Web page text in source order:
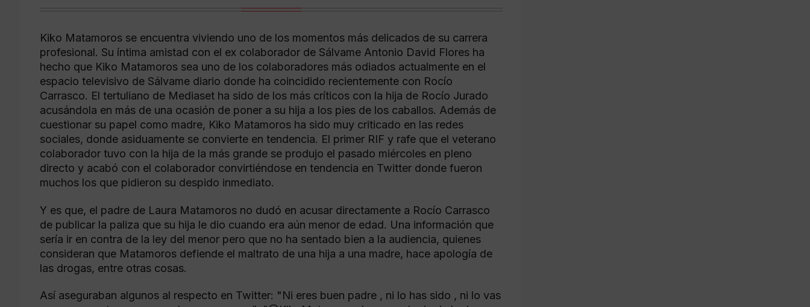
Kiko Matamoros se encuentra viviendo uno de los momentos más delicados de su carrera
profesional. Su íntima amistad con el ex colaborador de Sálvame Antonio David Flores ha
hecho que Kiko Matamoros sea uno de los colaboradores más odiados actualmente en el
espacio televisivo de Sálvame diario donde ha coincidido recientemente con Rocío
Carrasco. El tertuliano de Mediaset ha sido de los más críticos con la hija de Rocío Jurado
acusándola en más de una ocasión de poner a su hija a los pies de los caballos. Además de
cuestionar su papel como madre, Kiko Matamoros ha sido muy criticado en las redes
sociales, donde asiduamente se convierte en tendencia. El primer RIF y rafe que el veterano
colaborador tuvo con la hija de la más grande se produjo el pasado miércoles en pleno
directo y acabó con el colaborador convirtiéndose en tendencia en Twitter donde fueron
muchos los que pidieron su despido inmediato.
Y es que, el padre de Laura Matamoros no dudó en acusar directamente a Rocío Carrasco
de publicar la paliza que su hija le dio cuando era aún menor de edad. Una información que
sería ir en contra de la ley del menor pero que no ha sentado bien a la audiencia, quienes
consideran que Matamoros defiende el maltrato de una hija a una madre, hace apología de
las drogas, entre otras cosas.
Así aseguraban algunos al respecto en Twitter: "Ni eres buen padre , ni lo has sido , ni lo vas